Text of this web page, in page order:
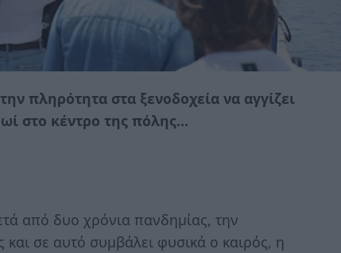
πληρότητα στα ξενοδοχεία να αγγίζει
στο κέντρο της πόλης…
από δυο χρόνια πανδημίας, την
σε αυτό συμβάλει φυσικά ο καιρός, η